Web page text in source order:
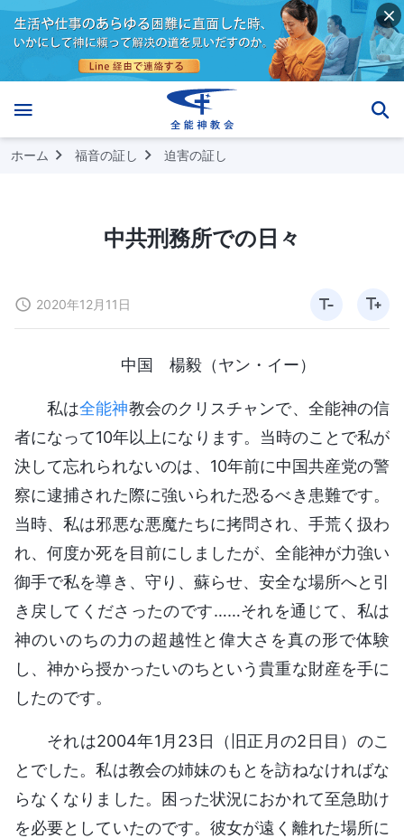
ホーム 福音の証し 迫害の証し
中共刑務所での日々
2020年12月11日
中国 楊毅（ヤン・イー）
私は全能神教会のクリスチャンで、全能神の信
者になって10年以上になります。当時のことで私が
決して忘れられないのは、10年前に中国共産党の警
察に逮捕された際に強いられた恐るべき患難です。
当時、私は邪悪な悪魔たちに拷問され、手荒く扱わ
れ、何度か死を目前にしましたが、全能神が力強い
御手で私を導き、守り、蘇らせ、安全な場所へと引
き戻してくださったのです……それを通じて、私は
神のいのちの力の超越性と偉大さを真の形で体験
し、神から授かったいのちという貴重な財産を手に
したのです。
それは2004年1月23日（旧正月の2日目）のこ
とでした。私は教会の姉妹のもとを訪ねなければな
らなくなりました。困った状況におかれて至急助け
を必要としていたのです。彼女が遠く離れた場所に